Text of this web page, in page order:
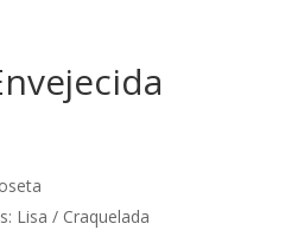
Lisa / Craquelada